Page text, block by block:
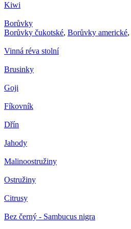
Kiwi
Borůvky
Borůvky čukotské, Borůvky americké,
Vinná réva stolní
Brusinky
Goji
Fíkovník
Dřín
Jahody
Malinoostružiny
Ostružiny
Citrusy
Bez černý - Sambucus nigra